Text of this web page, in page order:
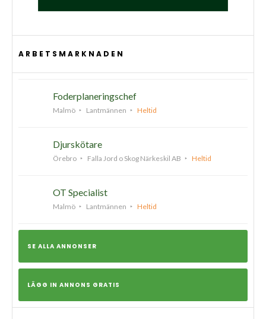
ARBETSMARKNADEN
Foderplaneringschef
Malmö Lantmännen Heltid
Djurskötare
Örebro Falla Jord o Skog Närkeskil AB Heltid
OT Specialist
Malmö Lantmännen Heltid
SE ALLA ANNONSER
LÄGG IN ANNONS GRATIS